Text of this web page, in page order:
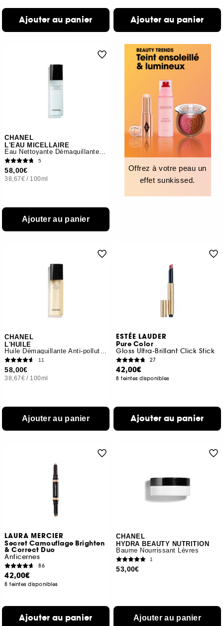
Ajouter au panier Ajouter au panier
CHANEL
L'EAU MICELLAIRE
Eau Nettoyante Démaquillante Anti-Pollution
5
58,00€
38,67€ / 100ml
Ajouter au panier
Offrez à votre peau un
effet sunkissed.
CHANEL
L'HUILE
Huile Démaquillante Anti-pollution
11
58,00€
38,67€ / 100ml
Ajouter au panier
ESTÉE LAUDER
Pure Color
Gloss Ultra-Brillant Click Stick
27
42,00€
8 teintes disponibles
Ajouter au panier
LAURA MERCIER
Secret Camouflage Brighten
& Correct Duo
Anticernes
86
42,00€
8 teintes disponibles
Ajouter au panier
CHANEL
HYDRA BEAUTY NUTRITION
Baume Nourrissant Lèvres
1
53,00€
Ajouter au panier